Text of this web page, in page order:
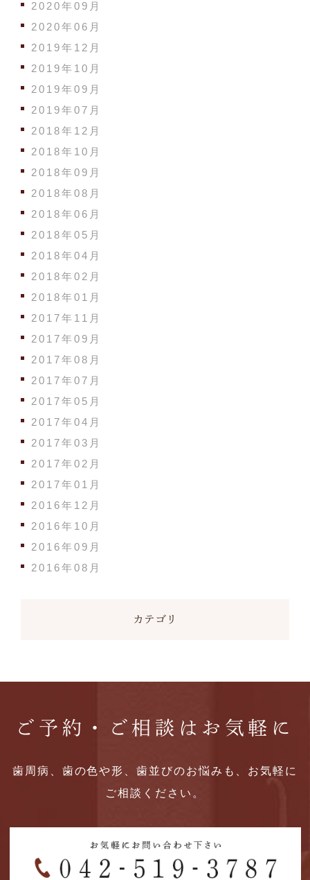
2020年09月
2020年06月
2019年12月
2019年10月
2019年09月
2019年07月
2018年12月
2018年10月
2018年09月
2018年08月
2018年06月
2018年05月
2018年04月
2018年02月
2018年01月
2017年11月
2017年09月
2017年08月
2017年07月
2017年05月
2017年04月
2017年03月
2017年02月
2017年01月
2016年12月
2016年10月
2016年09月
2016年08月
カテゴリ
ご予約・ご相談はお気軽に
歯周病、歯の色や形、歯並びのお悩みも、お気軽に
ご相談ください。